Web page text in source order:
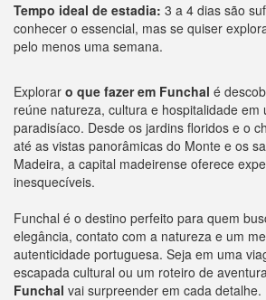
Tempo ideal de estadia: 3 a 4 dias são
conhecer o essencial, mas se quiser
pelo menos uma semana.
Explorar o que fazer em Funchal é
reúne natureza, cultura e hospitalidade em
paradisíaco. Desde os jardins floridos e o
até as vistas panorâmicas do Monte e os
Madeira, a capital madeirense oferece
inesquecíveis.
Funchal é o destino perfeito para quem
elegância, contato com a natureza e um
autenticidade portuguesa. Seja em uma
escapada cultural ou um roteiro de
Funchal vai surpreender em cada detalhe.